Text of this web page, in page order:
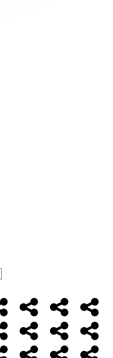
Alimentazione
AmbienteBambini
Cancro ControlloEconomia
FarmaciMassoneriaNWO